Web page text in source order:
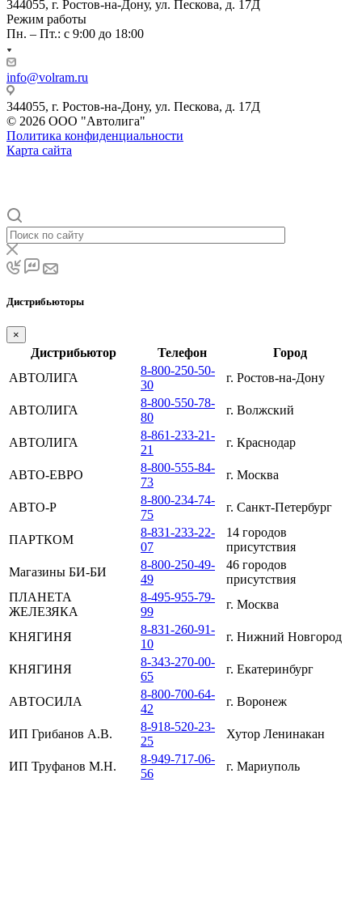
344055, г. Ростов-на-Дону, ул. Пескова, д. 17Д
Режим работы
Пн. – Пт.: с 9:00 до 18:00
info@volram.ru
344055, г. Ростов-на-Дону, ул. Пескова, д. 17Д
© 2026 ООО "Автолига"
Политика конфиденциальности
Карта сайта
Дистрибьюторы
×
Дистрибьютор Телефон
Город
АВТОЛИГА
8-800-250-50-
30
г. Ростов-на-Дону
АВТОЛИГА
8-800-550-78-
80
г. Волжский
АВТОЛИГА
8-861-233-21-
21
г. Краснодар
АВТО-ЕВРО
8-800-555-84-
73
г. Москва
АВТО-Р
8-800-234-74-
75
г. Санкт-Петербург
ПАРТКОМ
8-831-233-22-
07
14 городов
присутствия
Магазины БИ-БИ
8-800-250-49-
49
46 городов
присутствия
ПЛАНЕТА
ЖЕЛЕЗЯКА
8-495-955-79-
99
г. Москва
КНЯГИНЯ
8-831-260-91-
10
г. Нижний Новгород
КНЯГИНЯ
8-343-270-00-
65
г. Екатеринбург
АВТОСИЛА
8-800-700-64-
42
г. Воронеж
ИП Грибанов А.В.
8-918-520-23-
25
Хутор Ленинакан
ИП Труфанов М.Н.
8-949-717-06-
56
г. Мариуполь